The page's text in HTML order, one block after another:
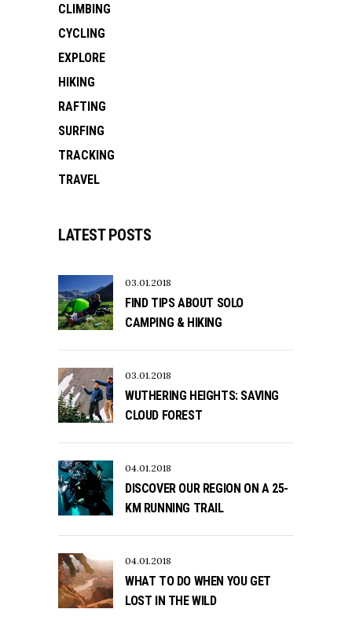
CLIMBING
CYCLING
EXPLORE
HIKING
RAFTING
SURFING
TRACKING
TRAVEL
LATEST POSTS
03.01.2018
FIND TIPS ABOUT SOLO
CAMPING & HIKING
03.01.2018
WUTHERING HEIGHTS: SAVING
CLOUD FOREST
04.01.2018
DISCOVER OUR REGION ON A 25-
KM RUNNING TRAIL
04.01.2018
WHAT TO DO WHEN YOU GET
LOST IN THE WILD